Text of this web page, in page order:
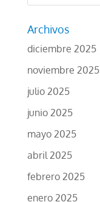
Archivos
diciembre 2025
noviembre 2025
julio 2025
junio 2025
mayo 2025
abril 2025
febrero 2025
enero 2025